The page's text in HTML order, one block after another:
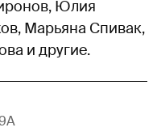
Юлия
Марьяна Спивак,
и другие.